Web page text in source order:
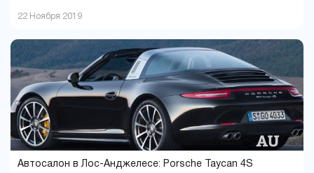
22 Ноября 2019
Автосалон в Лос-Анджелесе: Porsche Taycan 4S